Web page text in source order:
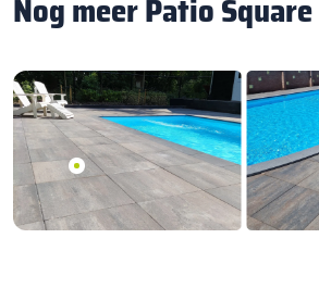
Nog meer Patio